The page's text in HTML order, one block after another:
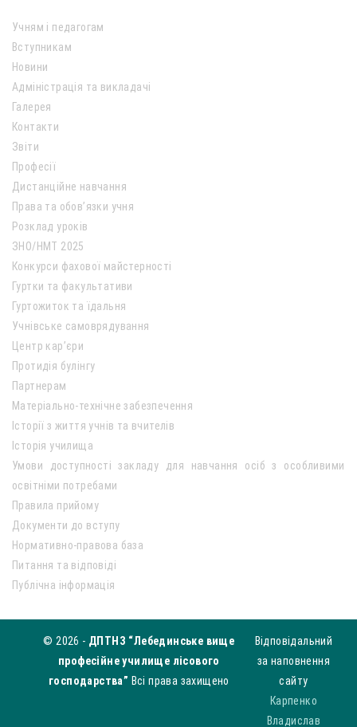
Учням і педагогам
Вступникам
Новини
Адміністрація та викладачі
Галерея
Контакти
Звіти
Професії
Дистанційне навчання
Права та обов’язки учня
Розклад уроків
ЗНО/НМТ 2025
Конкурси фахової майстерності
Гуртки та факультативи
Гуртожиток та їдальня
Учнівське самоврядування
Центр кар’єри
Протидія булінгу
Партнерам
Матеріально-технічне забезпечення
Історії з життя учнів та вчителів
Історія училища
Умови доступності закладу для навчання осіб з особливими
освітніми потребами
Правила прийому
Документи до вступу
Нормативно-правова база
Питання та відповіді
Публічна інформація
© 2026 - ДПТНЗ “Лебединське вище
професійне училище лісового
господарства” Всі права захищено
Відповідальний
за наповнення
сайту
Карпенко
Владислав